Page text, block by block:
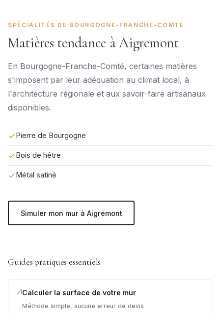
SPÉCIALITÉS DE BOURGOGNE-FRANCHE-COMTÉ
Matières tendance à Aigremont
En Bourgogne-Franche-Comté, certaines matières
s'imposent par leur adéquation au climat local, à
l'architecture régionale et aux savoir-faire artisanaux
disponibles.
Pierre de Bourgogne
Bois de hêtre
Métal satiné
Simuler mon mur à Aigremont
Guides pratiques essentiels
📐 Calculer la surface de votre mur
Méthode simple, aucune erreur de devis